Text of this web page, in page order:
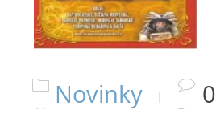
Novinky | 0